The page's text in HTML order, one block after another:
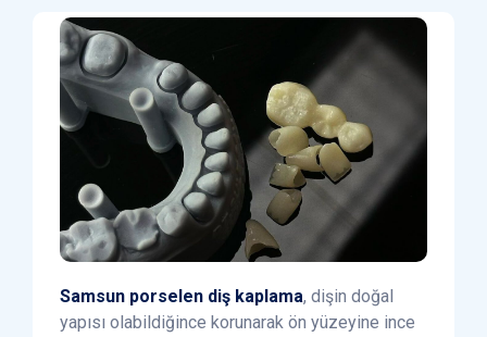
Samsun porselen diş kaplama, dişin doğal
yapısı olabildiğince korunarak ön yüzeyine ince